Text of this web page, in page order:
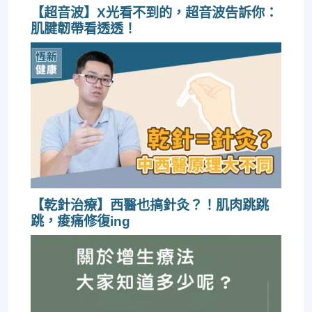
【超音波】X光看不到的，超音波告訴你：
肌腱韌帶看透透！
【乾針治療】西醫也搞針灸？！肌肉跳跳
跳，痠痛修復ing